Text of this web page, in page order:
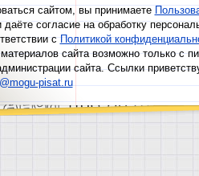
сайтом, вы принимаете
согласие на обработку
сПолитикой
сайта возможно только с
сайта. Ссылки
pisat.ru